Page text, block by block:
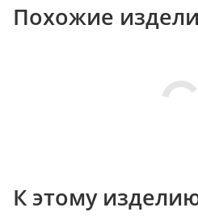
Похожие
К этому